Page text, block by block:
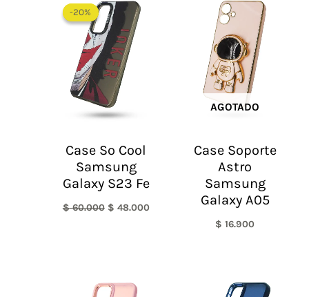
-20%
-20%
Case So Cool
Samsung
Galaxy S23 Fe
$60.000
precio
original
era:
$ 60.000.
$ 48.000
AGOTADO
Case Soporte
Astro
Samsung
Galaxy A05
$ 16.900